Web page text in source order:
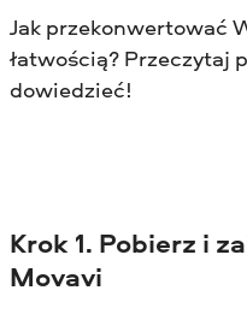
Jak przekonwertować
łatwością? Przeczytaj
dowiedzieć!
Krok 1. Pobierz i
Movavi